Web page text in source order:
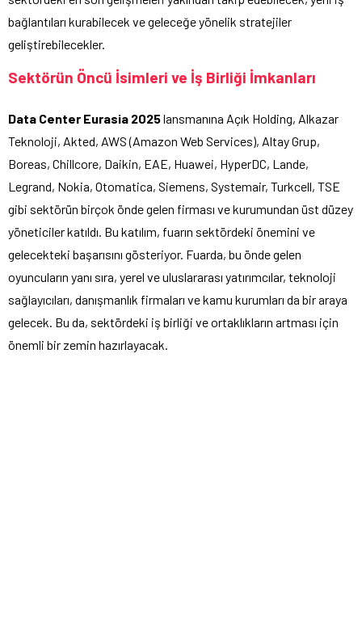
bağlantıları kurabilecek ve geleceğe yönelik stratejiler
geliştirebilecekler.
Sektörün Öncü İsimleri ve İş Birliği İmkanları
Data Center Eurasia 2025lansmanına Açık Holding, Alkazar
Teknoloji, Akted, AWS (Amazon Web Services), Altay Grup,
Boreas, Chillcore, Daikin, EAE, Huawei, HyperDC, Lande,
Legrand, Nokia, Otomatica, Siemens, Systemair, Turkcell, TSE
gibi sektörün birçok önde gelen firması ve kurumundan üst düzey
yöneticiler katıldı. Bu katılım, fuarın sektördeki önemini ve
gelecekteki başarısını gösteriyor. Fuarda, bu önde gelen
oyuncuların yanı sıra, yerel ve uluslararası yatırımcılar, teknoloji
sağlayıcıları, danışmanlık firmaları ve kamu kurumları da bir araya
gelecek. Bu da, sektördeki iş birliği ve ortaklıkların artması için
önemli bir zemin hazırlayacak.